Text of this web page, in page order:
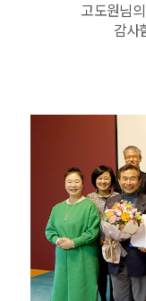
고도원님
감사